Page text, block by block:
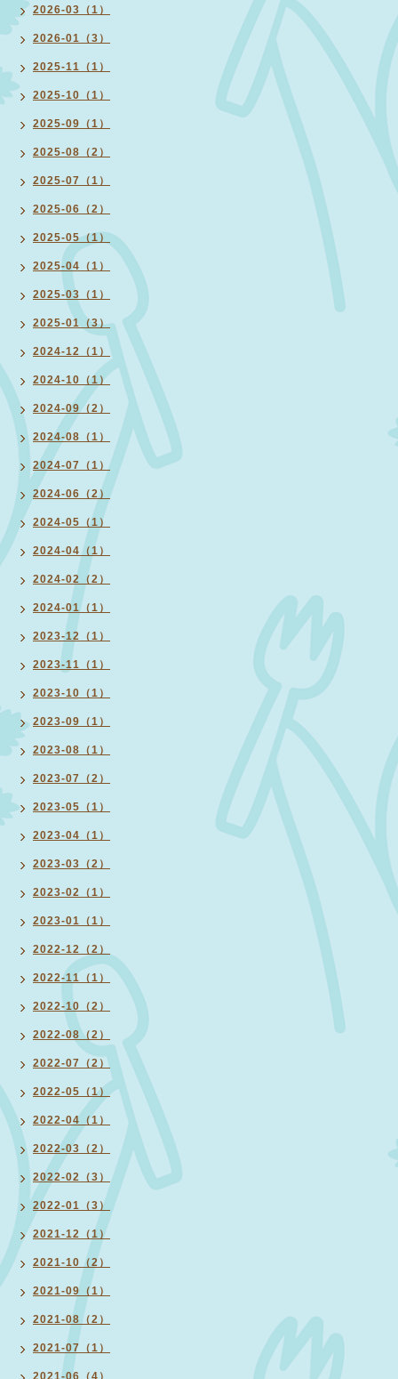
2026-03（1）
2026-01（3）
2025-11（1）
2025-10（1）
2025-09（1）
2025-08（2）
2025-07（1）
2025-06（2）
2025-05（1）
2025-04（1）
2025-03（1）
2025-01（3）
2024-12（1）
2024-10（1）
2024-09（2）
2024-08（1）
2024-07（1）
2024-06（2）
2024-05（1）
2024-04（1）
2024-02（2）
2024-01（1）
2023-12（1）
2023-11（1）
2023-10（1）
2023-09（1）
2023-08（1）
2023-07（2）
2023-05（1）
2023-04（1）
2023-03（2）
2023-02（1）
2023-01（1）
2022-12（2）
2022-11（1）
2022-10（2）
2022-08（2）
2022-07（2）
2022-05（1）
2022-04（1）
2022-03（2）
2022-02（3）
2022-01（3）
2021-12（1）
2021-10（2）
2021-09（1）
2021-08（2）
2021-07（1）
2021-06（4）